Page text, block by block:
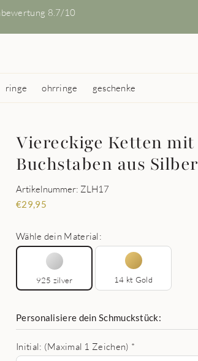
8.7/10
ringe ohrringe geschenke
Viereckige Ketten mit
Buchstaben aus Silber
Artikelnummer: ZLH17
€29,95
Wähle dein Material:
925 zilver 14 kt Gold
Personalisiere dein Schmuckstück:
Initial: (Maximal 1 Zeichen) *